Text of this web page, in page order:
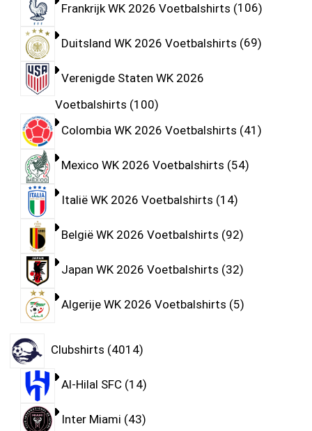
Frankrijk WK 2026 Voetbalshirts 106
Duitsland WK 2026 Voetbalshirts 69
Verenigde Staten WK 2026
Voetbalshirts 100
Colombia WK 2026 Voetbalshirts 41
Mexico WK 2026 Voetbalshirts 54
Italië WK 2026 Voetbalshirts 14
België WK 2026 Voetbalshirts 92
Japan WK 2026 Voetbalshirts 32
Algerije WK 2026 Voetbalshirts 5
Clubshirts 4014
Al-Hilal SFC 14
Inter Miami 43